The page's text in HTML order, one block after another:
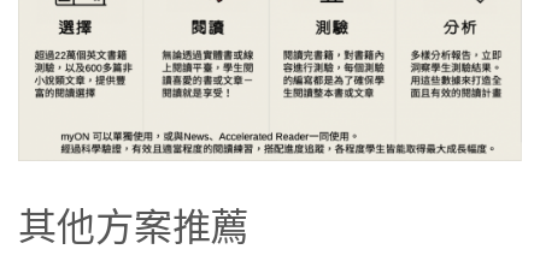
其他方案推薦